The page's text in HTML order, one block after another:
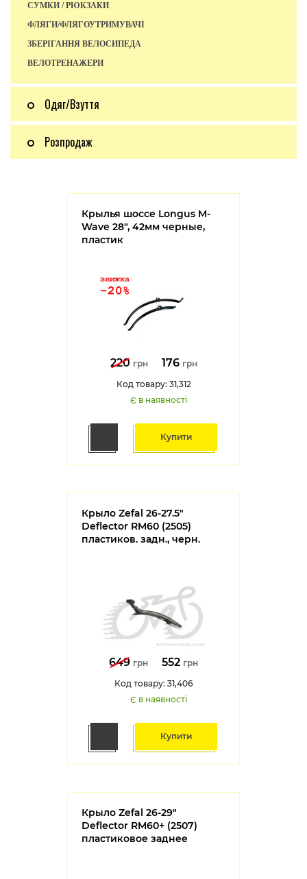
СУМКИ / РЮКЗАКИ
ФЛЯГИ/ФЛЯГОУТРИМУВАЧІ
ЗБЕРІГАННЯ ВЕЛОСИПЕДА
ВЕЛОТРЕНАЖЕРИ
Одяг/Взуття
Розпродаж
Крылья шоссе Longus M-
Wave 28", 42мм черные,
пластик
220 грн 176 грн
Код товару: 31,312
Є в наявності
Купити
Крыло Zefal 26-27.5"
Deflector RM60 (2505)
пластиков. задн., черн.
649 грн 552 грн
Код товару: 31,406
Є в наявності
Купити
Крыло Zefal 26-29"
Deflector RM60+ (2507)
пластиковое заднее